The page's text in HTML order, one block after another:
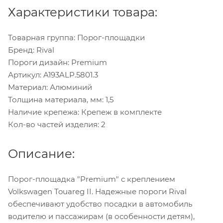
Характеристики товара:
Товарная группа: Порог-площадки
Бренд: Rival
Пороги дизайн: Premium
Артикул: A193ALP.5801.3
Материал: Алюминий
Толщина материала, мм: 1,5
Наличие крепежа: Крепеж в комплекте
Кол-во частей изделия: 2
Описание:
Порог-площадка "Premium" с креплением
Volkswagen Touareg II. Надежные пороги Rival
обеспечивают удобство посадки в автомобиль
водителю и пассажирам (в особенности детям),